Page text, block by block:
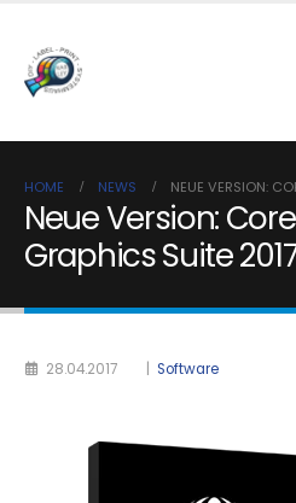
HOME NEWS NEUE VERSION:
Neue Version:
Graphics Suite
28.04.2017 Software